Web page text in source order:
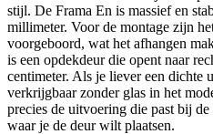
stijl. De Frama En is massief en
millimeter. Voor de montage zijn
voorgeboord, wat het afhangen
is een opdekdeur die opent naar
centimeter. Als je liever een dichte
verkrijgbaar zonder glas in het
precies de uitvoering die past bij
waar je de deur wilt plaatsen.